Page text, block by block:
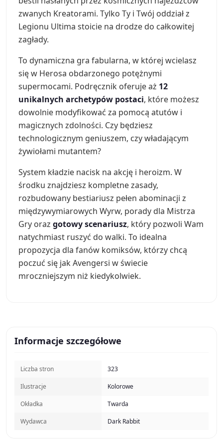
zwanych Kreatorami. Tylko Ty i Twój oddział z
Legionu Ultima stoicie na drodze do całkowitej
zagłady.
To dynamiczna gra fabularna, w której wcielasz
się w Herosa obdarzonego potężnymi
supermocami. Podręcznik oferuje aż 12
unikalnych archetypów postaci, które możesz
dowolnie modyfikować za pomocą atutów i
magicznych zdolności. Czy będziesz
technologicznym geniuszem, czy władającym
żywiołami mutantem?
System kładzie nacisk na akcję i heroizm. W
środku znajdziesz kompletne zasady,
rozbudowany bestiariusz pełen abominacji z
międzywymiarowych Wyrw, porady dla Mistrza
Gry oraz gotowy scenariusz, który pozwoli Wam
natychmiast ruszyć do walki. To idealna
propozycja dla fanów komiksów, którzy chcą
poczuć się jak Avengersi w świecie
mroczniejszym niż kiedykolwiek.
Informacje szczegółowe
Liczba stron 323
Ilustracje Kolorowe
Okładka Twarda
Wydawca Dark Rabbit